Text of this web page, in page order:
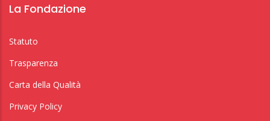
La Fondazione
Statuto
Trasparenza
Carta della Qualità
Privacy Policy